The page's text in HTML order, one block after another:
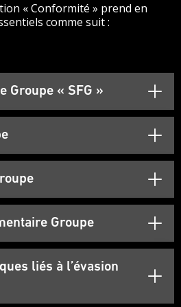
« Conformité » prend en
comme suit :
Groupe « SFG »
Groupe
liés à l’évasion